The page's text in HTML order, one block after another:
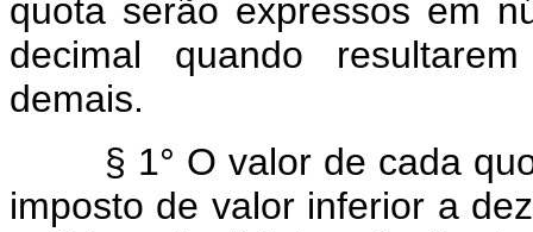
quota serão expressos em
decimal quando
demais.
§ 1° O valor de cada
imposto de valor inferior a